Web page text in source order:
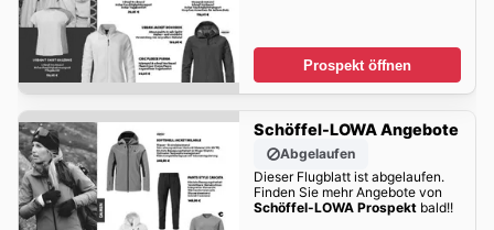
Prospekt öffnen
Schöffel-LOWA Angebote
Abgelaufen
Dieser Flugblatt ist abgelaufen.
Finden Sie mehr Angebote von
Schöffel-LOWA Prospektbald!!